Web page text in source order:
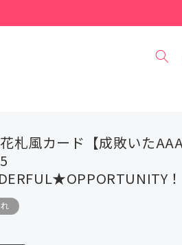
札風カード【成敗いた
！